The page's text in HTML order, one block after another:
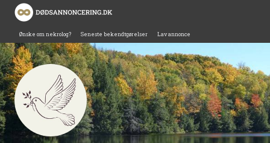
Ønske om nekrolog? Seneste bekendtgørelser Lav annonce